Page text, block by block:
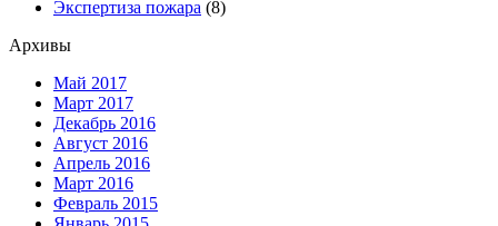
Экспертиза пожара (8)
Архивы
Май 2017
Март 2017
Декабрь 2016
Август 2016
Апрель 2016
Март 2016
Февраль 2015